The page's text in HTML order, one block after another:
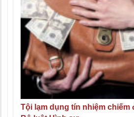
Tội lạm dụng tín nhiệm chiếm